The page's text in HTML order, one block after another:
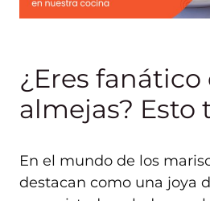
¿Eres fanático
almejas? Esto
En el mundo de los
destacan como una joya